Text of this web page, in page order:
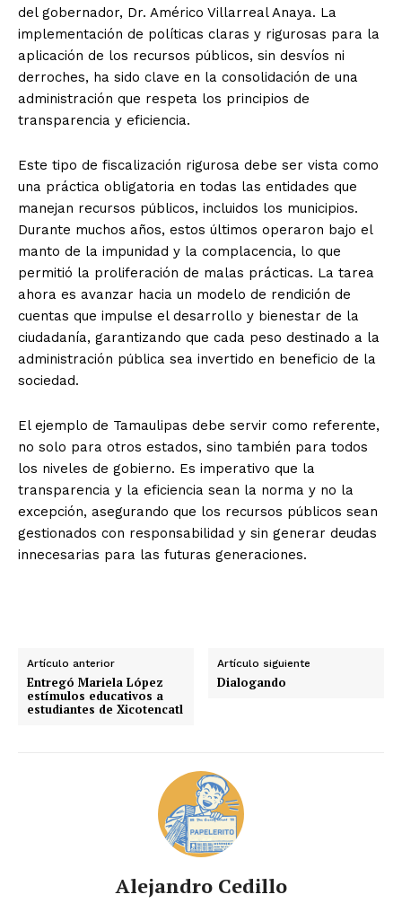
del gobernador, Dr. Américo Villarreal Anaya. La
implementación de políticas claras y rigurosas para la
aplicación de los recursos públicos, sin desvíos ni
derroches, ha sido clave en la consolidación de una
administración que respeta los principios de
transparencia y eficiencia.
Este tipo de fiscalización rigurosa debe ser vista como
una práctica obligatoria en todas las entidades que
manejan recursos públicos, incluidos los municipios.
Durante muchos años, estos últimos operaron bajo el
manto de la impunidad y la complacencia, lo que
permitió la proliferación de malas prácticas. La tarea
ahora es avanzar hacia un modelo de rendición de
cuentas que impulse el desarrollo y bienestar de la
ciudadanía, garantizando que cada peso destinado a la
administración pública sea invertido en beneficio de la
sociedad.
El ejemplo de Tamaulipas debe servir como referente,
no solo para otros estados, sino también para todos
los niveles de gobierno. Es imperativo que la
transparencia y la eficiencia sean la norma y no la
excepción, asegurando que los recursos públicos sean
gestionados con responsabilidad y sin generar deudas
innecesarias para las futuras generaciones.
Artículo anterior
Entregó Mariela López
estímulos educativos a
estudiantes de Xicotencatl
Artículo siguiente
Dialogando
Alejandro Cedillo